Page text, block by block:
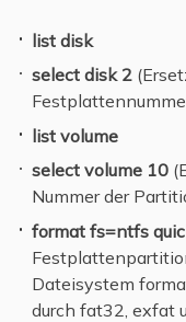
list disk
select disk 2
list volume
select volume 10
Nummer der
format fs=ntfs
Dateisystem
durch fat32, exfat